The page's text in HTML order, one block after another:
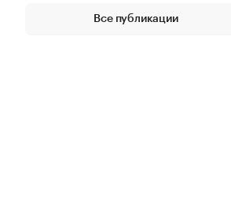
Все публикации